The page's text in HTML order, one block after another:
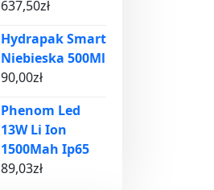
637,50zł
Hydrapak Smart
Niebieska 500Ml
90,00zł
Phenom Led
13W Li Ion
1500Mah Ip65
89,03zł